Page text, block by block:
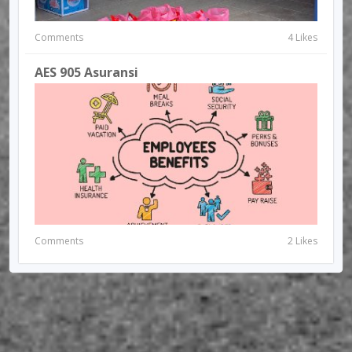
Comments 4 Likes
AES 905 Asuransi
Comments 2 Likes